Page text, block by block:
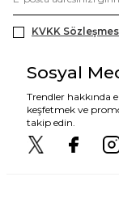
KVKK
Sosyal
Trendler hakkında
keşfetmek ve
takip edin.